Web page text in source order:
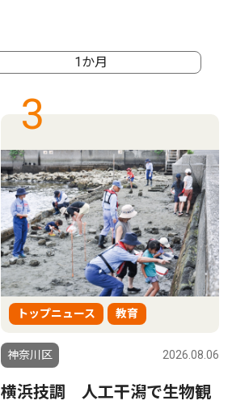
1か月
3
トップニュース 教育
神奈川区 2026.08.06
横浜技調 人工干潟で生物観